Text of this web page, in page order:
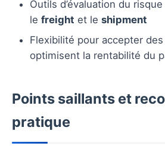
Outils d’évaluation du
le freight et le shipment
Flexibilité pour accepter
optimisent la rentabilité du
Points saillants et
pratique